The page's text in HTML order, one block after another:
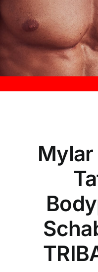
Kontakt